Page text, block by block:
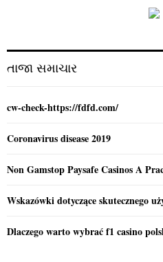
:
તાજા સમાચાર
cw-check-https://fdfd.com/
Coronavirus disease 2019
Non Gamstop Paysafe Casinos A
Wskazówki dotyczące skutecznego
Dlaczego warto wybrać f1 casino